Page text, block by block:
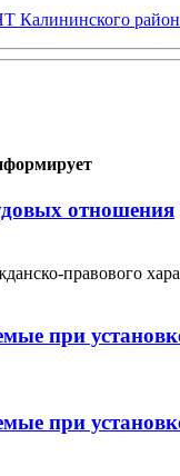
отношения
правового
при
при